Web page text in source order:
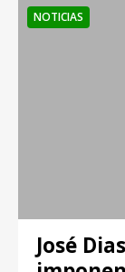
NOTICIAS
José